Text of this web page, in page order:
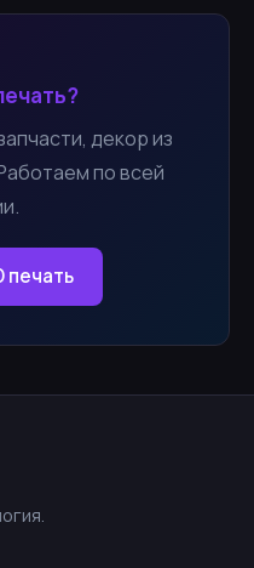
декор из
по всей
печать